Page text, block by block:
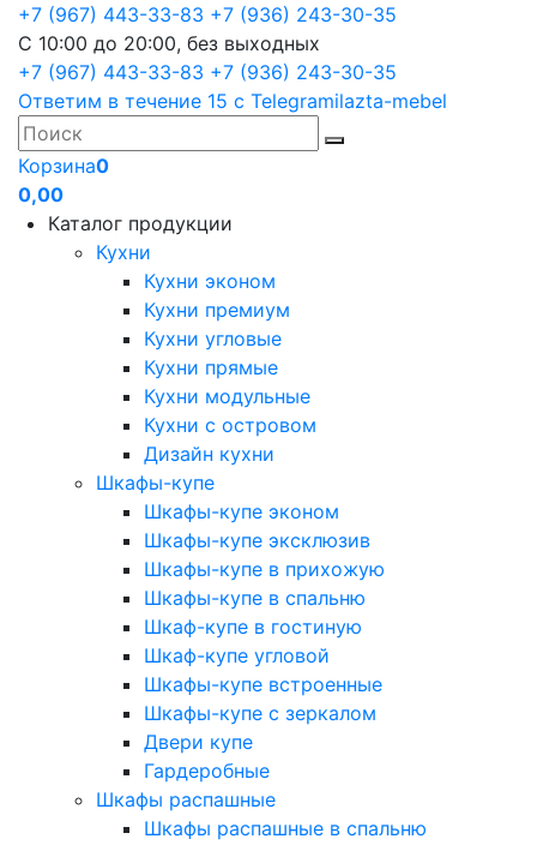
+7 (967) 443-33-83 +7 (936) 243-30-35
С 10:00 до 20:00, без выходных
+7 (967) 443-33-83 +7 (936) 243-30-35
Ответим в течение 15 с Telegramilazta-mebel
Корзина0
0,00
Каталог продукции
Кухни
Кухни эконом
Кухни премиум
Кухни угловые
Кухни прямые
Кухни модульные
Кухни с островом
Дизайн кухни
Шкафы-купе
Шкафы-купе эконом
Шкафы-купе эксклюзив
Шкафы-купе в прихожую
Шкафы-купе в спальню
Шкаф-купе в гостиную
Шкаф-купе угловой
Шкафы-купе встроенные
Шкафы-купе с зеркалом
Двери купе
Гардеробные
Шкафы распашные
Шкафы распашные в спальню